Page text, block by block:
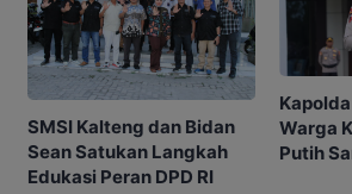
SMSI Kalteng dan Bidan
Sean Satukan Langkah
Edukasi Peran DPD RI
Warga
Putih